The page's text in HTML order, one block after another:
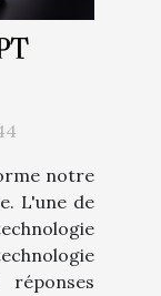
notre
L'une de